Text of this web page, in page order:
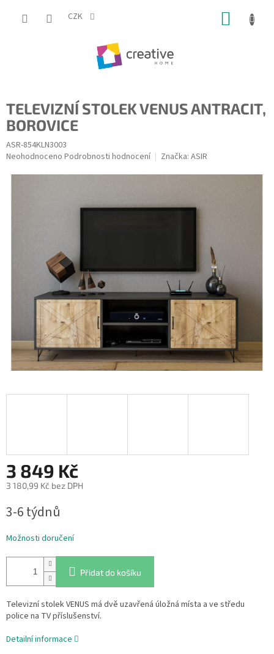
CZK
TELEVIZNÍ STOLEK VENUS ANTRACIT,
BOROVICE
ASR-854KLN3003
Průměrné
Neohodnoceno Podrobnosti hodnocení Značka: ASIR
3 849 Kč
3 180,99 Kč bez DPH
cena:
3-6 týdnů
Možnosti doručení
Přidat do košíku
Televizní stolek VENUS má dvě uzavřená úložná místa a ve středu
police na TV příslušenství.
Detailní informace